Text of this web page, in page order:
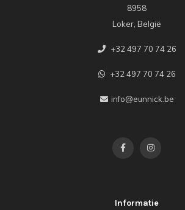
8958
Loker, België
+32 497 70 74 26
+32 497 70 74 26
info@eunnick.be
Informatie